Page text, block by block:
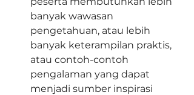
banyak wawasan
pengetahuan, atau lebih
banyak keterampilan praktis,
atau contoh-contoh
pengalaman yang dapat
menjadi sumber inspirasi